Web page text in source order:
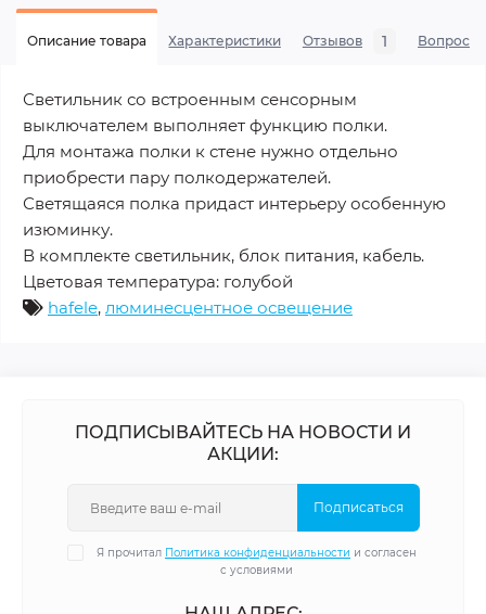
Описание товара Характеристики Отзывов 1 Вопросы
Светильник со встроенным сенсорным
выключателем выполняет функцию полки.
Для монтажа полки к стене нужно отдельно
приобрести пару полкодержателей.
Светящаяся полка придаст интерьеру особенную
изюминку.
В комплекте светильник, блок питания, кабель.
Цветовая температура: голубой
hafele, люминесцентное освещение
ПОДПИСЫВАЙТЕСЬ НА НОВОСТИ И
АКЦИИ:
Подписаться
Я прочитал Политика конфиденциальности и согласен
с условиями